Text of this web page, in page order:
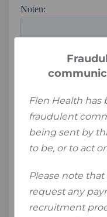
Flen Health has
fraudulent
being sent by
to be, or to act
Please note
request any
recruitment